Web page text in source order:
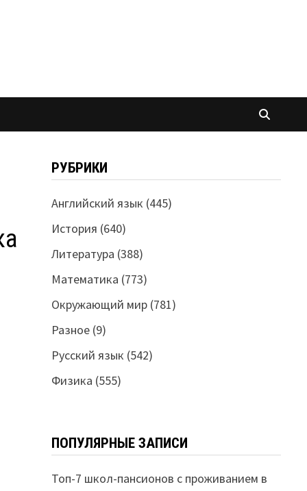
РУБРИКИ
Английский язык (445)
История (640)
Литература (388)
Математика (773)
Окружающий мир(781)
Разное(9)
Русский язык (542)
Физика (555)
ПОПУЛЯРНЫЕ ЗАПИСИ
Топ-7 школ-пансионов с проживанием в